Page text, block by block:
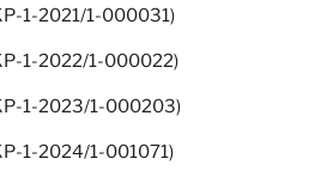
1-2021/1-000031)
1-2022/1-000022)
1-2023/1-000203)
1-2024/1-001071)